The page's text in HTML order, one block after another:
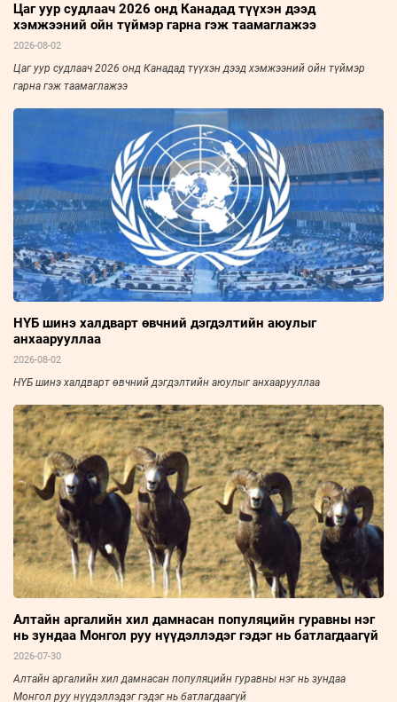
Цаг уур судлаач 2026 онд Канадад түүхэн дээд
хэмжээний ойн түймэр гарна гэж таамаглажээ
2026-08-02
Цаг уур судлаач 2026 онд Канадад түүхэн дээд хэмжээний ойн түймэр
гарна гэж таамаглажээ
НҮБ шинэ халдварт өвчний дэгдэлтийн аюулыг
анхаарууллаа
2026-08-02
НҮБ шинэ халдварт өвчний дэгдэлтийн аюулыг анхаарууллаа
Алтайн аргалийн хил дамнасан популяцийн гуравны нэг
нь зундаа Монгол руу нүүдэллэдэг гэдэг нь батлагдаагүй
2026-07-30
Алтайн аргалийн хил дамнасан популяцийн гуравны нэг нь зундаа
Монгол руу нүүдэллэдэг гэдэг нь батлагдаагүй